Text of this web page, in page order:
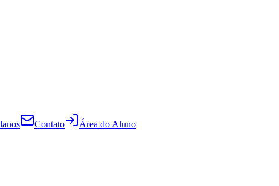
Contato Área do Aluno